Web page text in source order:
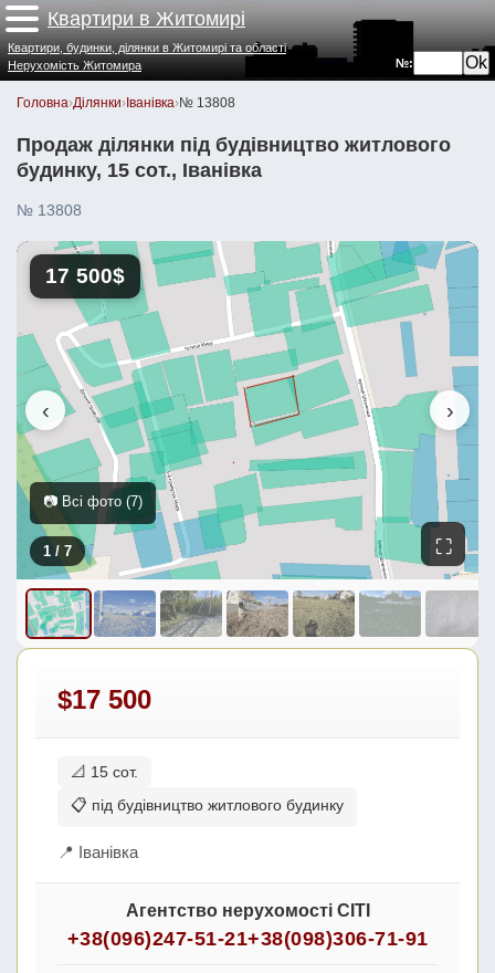
Квартири в Житомирі
№:
Квартири, будинки, ділянки в Житомирі та області
Нерухомість Житомира
Головна›Ділянки› Іванівка›№ 13808
Продаж ділянки під будівництво житлового
будинку, 15 сот., Іванівка
№ 13808
‹ ›
17 500$
1 / 7 ⛶
📷 Всі фото (7)
$17 500
📐 15 сот.
📋 під будівництво житлового будинку
📍 Іванівка
Агентство нерухомості СІТІ
+38(096)247-51-21+38(098)306-71-91